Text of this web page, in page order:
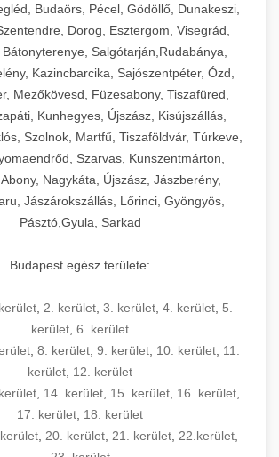
Budaörs, Pécel, Gödöllő, Dunakeszi,
Dorog, Esztergom, Visegrád,
Salgótarján,Rudabánya,
Kazincbarcika, Sajószentpéter, Ózd,
Mezőkövesd, Füzesabony, Tiszafüred,
Kunhegyes, Újszász, Kisújszállás,
Szolnok, Martfű, Tiszaföldvár, Túrkeve,
Szarvas, Kunszentmárton,
Nagykáta, Újszász, Jászberény,
Jászárokszállás, Lőrinci, Gyöngyös,
Pásztó,Gyula, Sarkad
Budapest egész területe:
2. kerület 3. kerület 4. kerület 5.
kerület 6. kerület
, 8. kerület, 9. kerület, 10. kerület, 11.
kerület 12. kerület
14. kerület 15. kerület 16. kerület
17. kerület 18. kerület
20. kerület 21. kerület 22.kerület